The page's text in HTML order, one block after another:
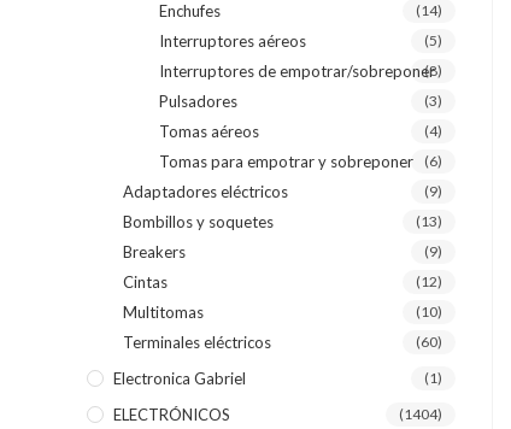
Enchufes (14)
Interruptores aéreos (5)
Interruptores de empotrar/sobreponer(8)
Pulsadores (3)
Tomas aéreos (4)
Tomas para empotrar y sobreponer (6)
Adaptadores eléctricos (9)
Bombillos y soquetes (13)
Breakers (9)
Cintas (12)
Multitomas (10)
Terminales eléctricos (60)
Electronica Gabriel (1)
ELECTRÓNICOS (1404)